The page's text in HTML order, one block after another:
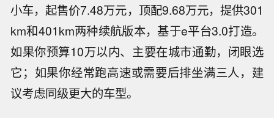
小车，起售价7.48万元，顶配9.68万元，提供301
km和401km两种续航版本，基于e平台3.0打造。
如果你预算10万以内、主要在城市通勤，闭眼选
它；如果你经常跑高速或需要后排坐满三人，建
议考虑同级更大的车型。